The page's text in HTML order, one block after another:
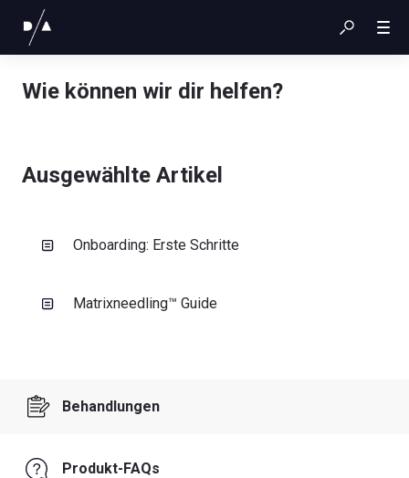
Wie können wir dir helfen?
Ausgewählte Artikel
Onboarding: Erste Schritte
Matrixneedling™ Guide
Behandlungen
Produkt-FAQs